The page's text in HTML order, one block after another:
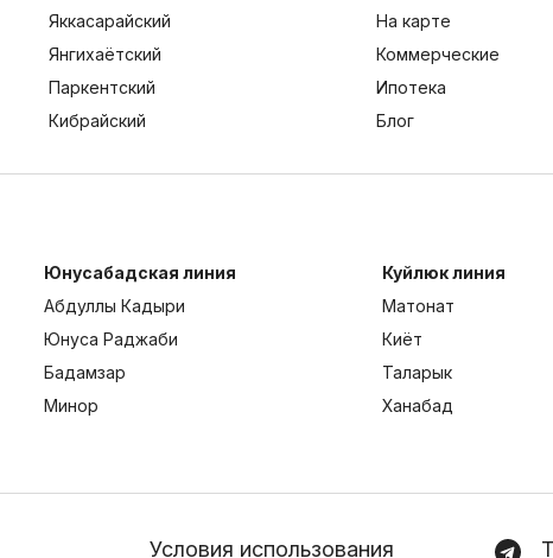
Яккасарайский
Янгихаётский
Паркентский
Кибрайский
На карте
Коммерческие
Ипотека
Блог
Юнусабадская линия
Абдуллы Кадыри
Юнуса Раджаби
Бадамзар
Минор
Куйлюк линия
Матонат
Киёт
Таларык
Ханабад
Условия использования